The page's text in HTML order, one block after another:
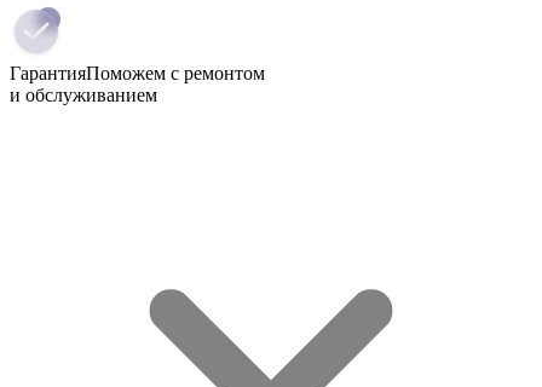
ГарантияПоможем с ремонтом
и обслуживанием